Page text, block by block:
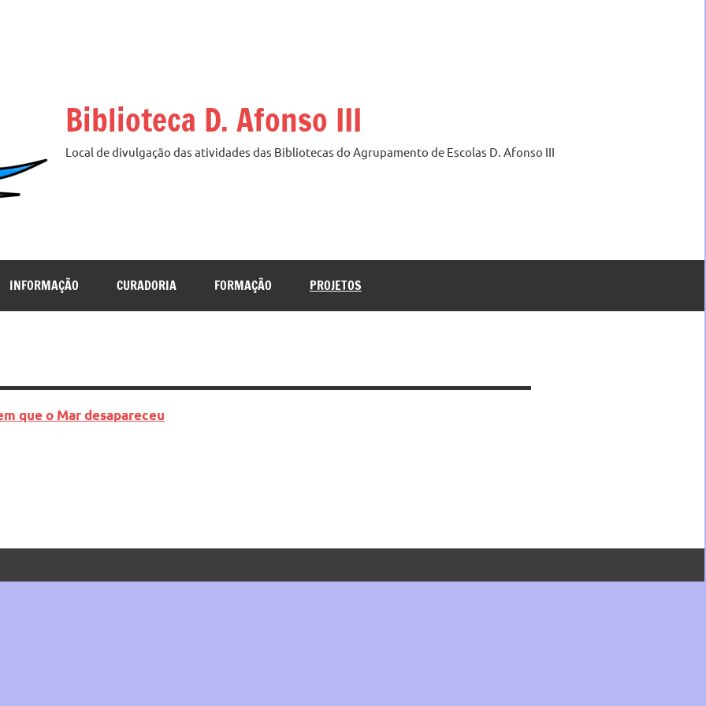
Biblioteca D. Afonso III
Local de divulgação das atividades das Bibliotecas do Agrupamento de Escolas D. Afonso III
INFORMAÇÃO CURADORIA FORMAÇÃO PROJETOS
que o Mar desapareceu